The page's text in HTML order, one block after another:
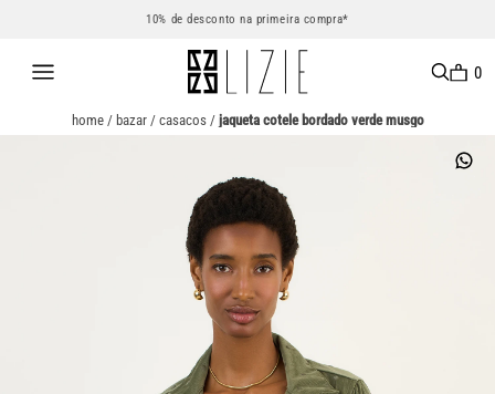
10% de desconto na primeira compra*
0
home/ bazar/ casacos/ jaqueta cotele bordado verde musgo